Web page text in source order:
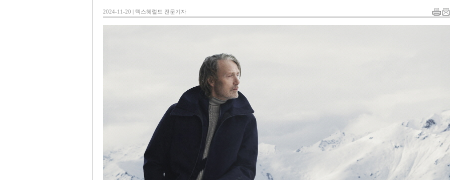
2024-11-20 | 텍스헤럴드 전문기자